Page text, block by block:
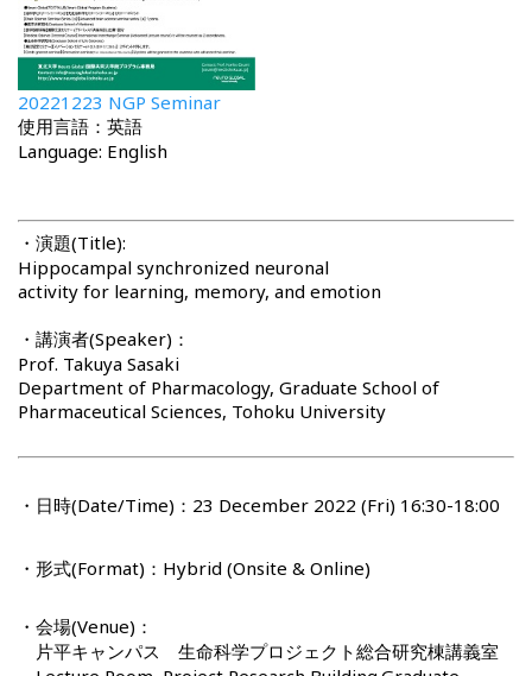
20221223 NGP Seminar
使用言語：英語
Language: English
・演題(Title):
Hippocampal synchronized neuronal
activity for learning, memory, and emotion
・講演者(Speaker)：
Prof. Takuya Sasaki
Department of Pharmacology, Graduate School of
Pharmaceutical Sciences, Tohoku University
・日時(Date/Time)：23 December 2022 (Fri) 16:30-18:00
・形式(Format)：Hybrid (Onsite & Online)
・会場(Venue)：
片平キャンパス 生命科学プロジェクト総合研究棟講義室